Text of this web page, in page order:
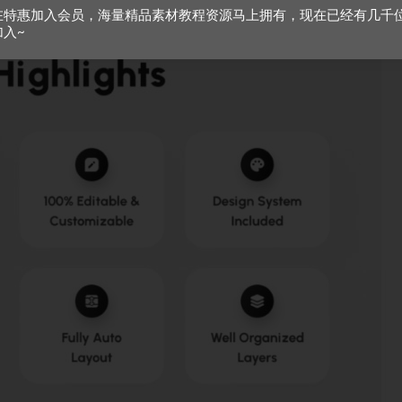
特惠加入会员，海量精品素材教程资源马上拥有，现在已经有几千
入~